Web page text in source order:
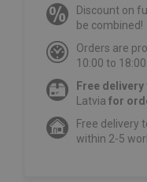
Discount on
be combined!
Orders are
10:00 to 18:00.
Free delivery
Latvia for
Free delivery
within 2-5